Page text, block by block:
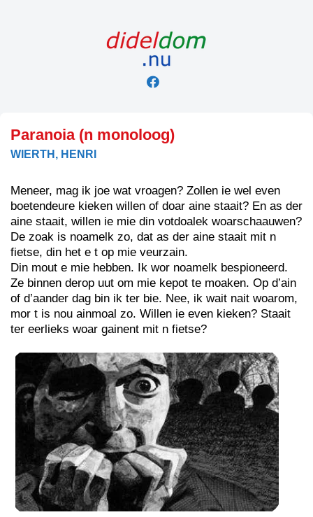
Paranoia (n monoloog)
WIERTH, HENRI
Meneer, mag ik joe wat vroagen? Zollen ie wel even
boetendeure kieken willen of doar aine staait? En as der
aine staait, willen ie mie din votdoalek woarschaauwen?
De zoak is noamelk zo, dat as der aine staait mit n
fietse, din het e t op mie veurzain.
Din mout e mie hebben. Ik wor noamelk bespioneerd.
Ze binnen derop uut om mie kepot te moaken. Op d’ain
of d’aander dag bin ik ter bie. Nee, ik wait nait woarom,
mor t is nou ainmoal zo. Willen ie even kieken? Staait
ter eerlieks woar gainent mit n fietse?